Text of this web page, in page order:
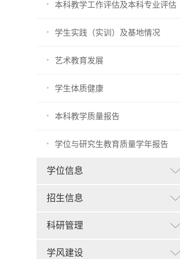
本科教学工作评估及本科专业评估
学生实践（实训）及基地情况
艺术教育发展
学生体质健康
本科教学质量报告
学位与研究生教育质量学年报告
学位信息
招生信息
科研管理
学风建设